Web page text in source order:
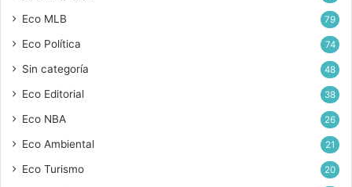
Eco MLB 79
Eco Política 74
Sin categoría 48
Eco Editorial 38
Eco NBA 26
Eco Ambiental 21
Eco Turismo 20